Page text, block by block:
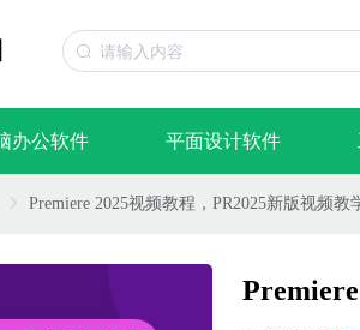
办公软件 平面设计软件
Premiere 2025视频教程，PR2025新版视频教